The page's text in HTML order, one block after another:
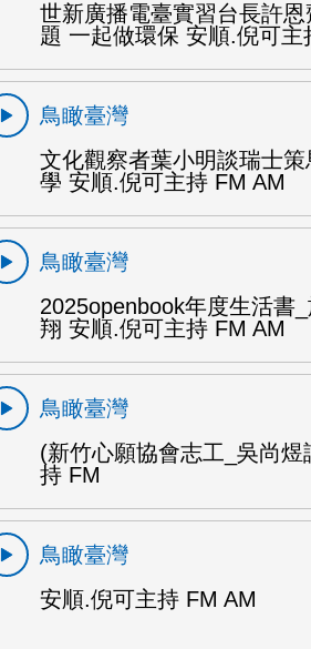
世新廣播電臺實習台長許
題 一起做環保 安順.倪可主
鳥瞰臺灣
文化觀察者葉小明談瑞士
學 安順.倪可主持 FM AM
鳥瞰臺灣
2025openbook年度生活書
翔 安順.倪可主持 FM AM
鳥瞰臺灣
(新竹心願協會志工_吳尚
持 FM
鳥瞰臺灣
安順.倪可主持 FM AM